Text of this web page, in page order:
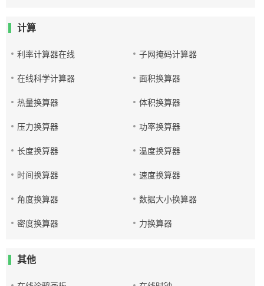
计算
利率计算器在线 子网掩码计算器
在线科学计算器 面积换算器
热量换算器 体积换算器
压力换算器 功率换算器
长度换算器 温度换算器
时间换算器 速度换算器
角度换算器 数据大小换算器
密度换算器 力换算器
其他